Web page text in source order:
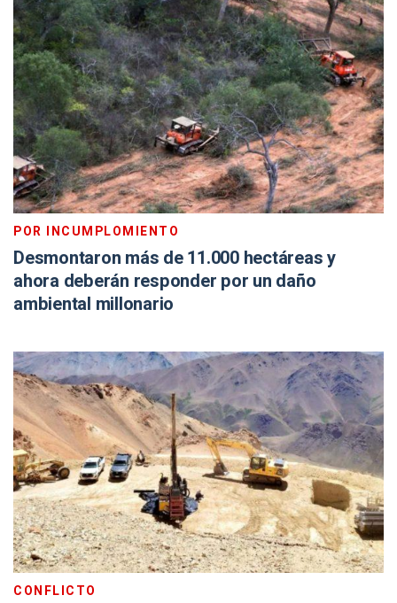
POR INCUMPLOMIENTO
Desmontaron más de 11.000 hectáreas y
ahora deberán responder por un daño
ambiental millonario
CONFLICTO